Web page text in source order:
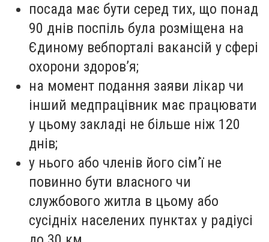
посада має бути серед тих, що понад
90 днів поспіль була розміщена на
Єдиному вебпорталі вакансій у сфері
охорони здоров’я;
на момент подання заяви лікар чи
інший медпрацівник має працювати
у цьому закладі не більше ніж 120
днів;
у нього або членів його сім’ї не
повинно бути власного чи
службового житла в цьому або
сусідніх населених пунктах у радіусі